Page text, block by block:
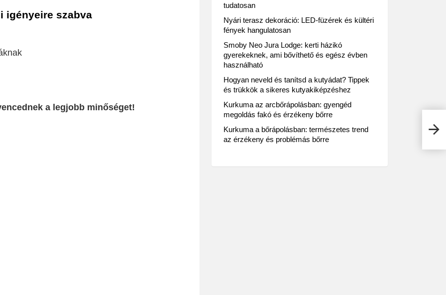
igényeire szabva
a legjobb minőséget!
tudatosan
Nyári terasz dekoráció: LED-füzérek és kültéri
fények hangulatosan
Smoby Neo Jura Lodge: kerti házikó
gyerekeknek, ami bővíthető és egész évben
használható
Hogyan neveld és tanítsd a kutyádat? Tippek
és trükkök a sikeres kutyakiképzéshez
Kurkuma az arcbőrápolásban: gyengéd
megoldás fakó és érzékeny bőrre
Kurkuma a bőrápolásban: természetes trend
az érzékeny és problémás bőrre